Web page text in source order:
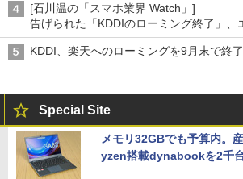
[石川温の「スマホ業界 Watch」]
告げられた「KDDIのローミング終了」、
穴と楽天モバイルの課題
KDDI、楽天へのローミングを9月末で終了
Special Site
メモリ32GBでも予算内。
yzen搭載dynabookを2千